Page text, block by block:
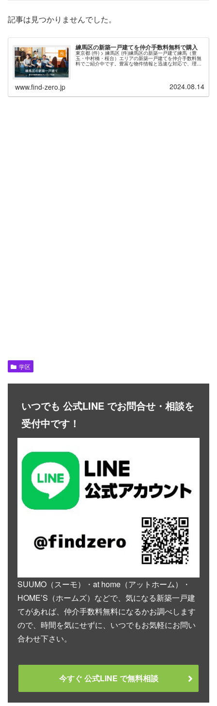
記事は見つかりませんでした。
練馬区の新築一戸建てを仲介手数料無料で購入
東京都 (件) > 練馬区 (件)練馬区の新築一戸建て練馬（豊
玉・中村橋・桜台）エリアの新築一戸建てを仲介手数料無
料でご紹介中です。豊富な物件情報と迅速な対応で、理想
い人気エリアは、練馬区光が丘、大泉町、豊玉北、高松、
www.find-zero.jp 2024.08.14
学区
いつでも 公式LINE でお問合せ・相談を
受付中です！
SUUMO（スーモ）・at home（アットホーム）・
HOME’S（ホームズ）などで、気になる新築一戸建
てがあれば、仲介手数料無料になるかお調べします
ので、時間を気にせずに、いつでもお気軽にお問い
合わせ下さい。
今すぐ 公式LINE で無料相談